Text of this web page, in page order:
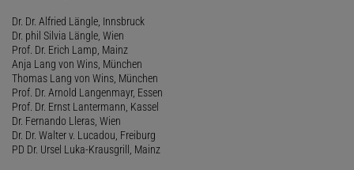
Dr. Dr. Alfried Längle, Innsbruck
Dr. phil Silvia Längle, Wien
Prof. Dr. Erich Lamp, Mainz
Anja Lang von Wins, München
Thomas Lang von Wins, München
Prof. Dr. Arnold Langenmayr, Essen
Prof. Dr. Ernst Lantermann, Kassel
Dr. Fernando Lleras, Wien
Dr. Dr. Walter v. Lucadou, Freiburg
PD Dr. Ursel Luka-Krausgrill, Mainz